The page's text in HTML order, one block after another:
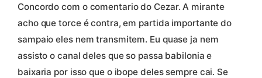
Concordo com o comentario do Cezar. A mirante
acho que torce é contra, em partida importante do
sampaio eles nem transmitem. Eu quase ja nem
assisto o canal deles que so passa babilonia e
baixaria por isso que o ibope deles sempre cai. Se